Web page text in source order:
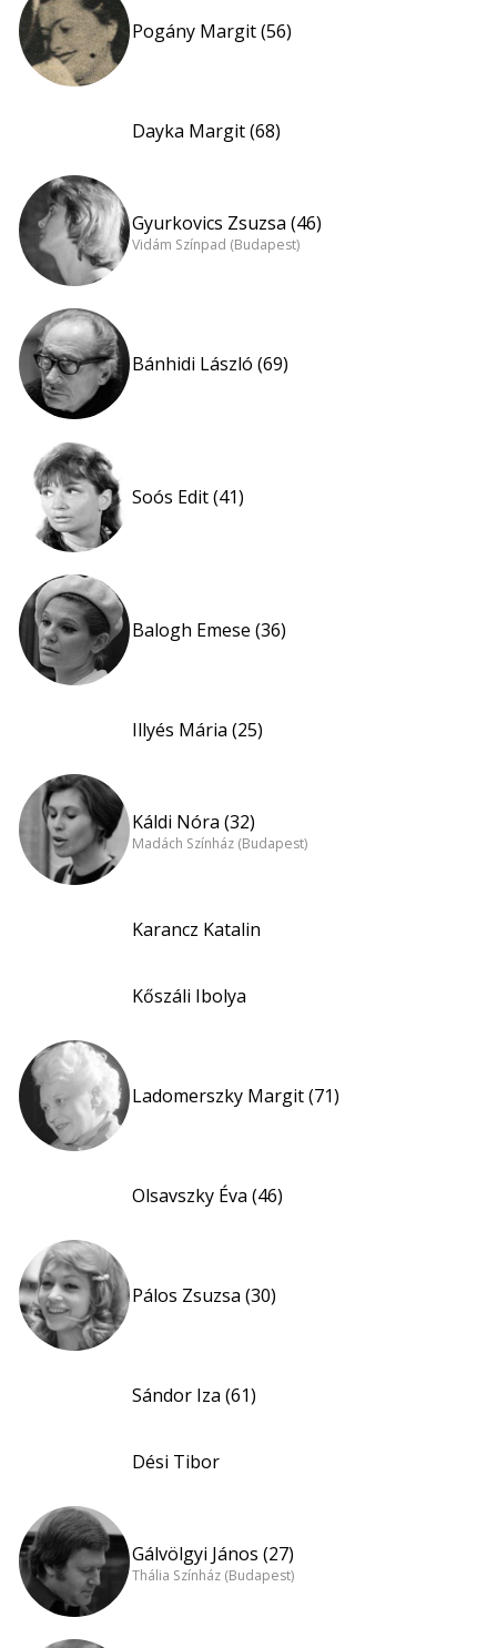
Pogány Margit (56)
Dayka Margit (68)
Gyurkovics Zsuzsa (46)
Vidám Színpad (Budapest)
Bánhidi László (69)
Soós Edit (41)
Balogh Emese (36)
Illyés Mária (25)
Káldi Nóra (32)
Madách Színház (Budapest)
Karancz Katalin
Kőszáli Ibolya
Ladomerszky Margit (71)
Olsavszky Éva (46)
Pálos Zsuzsa (30)
Sándor Iza (61)
Dési Tibor
Gálvölgyi János (27)
Thália Színház (Budapest)